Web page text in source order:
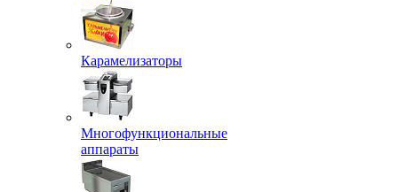
Карамелизаторы
Многофункциональные
аппараты